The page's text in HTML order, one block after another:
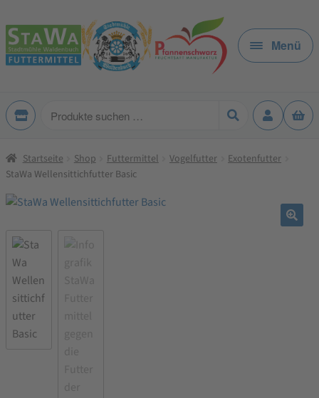
Zur
Navigation
springen
Zum
Inhalt
springen
Menü
Produkte
Startseite Shop Futtermittel Vogelfutter
Exotenfutter
StaWa Wellensittichfutter Basic